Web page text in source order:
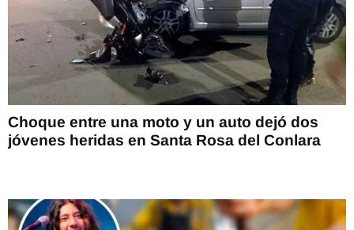
Choque entre una moto y un auto dejó dos
jóvenes heridas en Santa Rosa del Conlara